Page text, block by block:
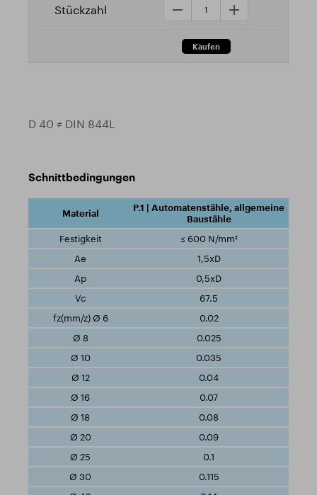
D 40 ≠ DIN 844L
Schnittbedingungen
P.1 | Automatenstähle, allgemeine
Baustähle
≤ 600 N/mm²
1,5xD
0,5xD
67.5
0.02
0.025
0.035
0.04
0.07
0.08
0.09
0.1
0.115